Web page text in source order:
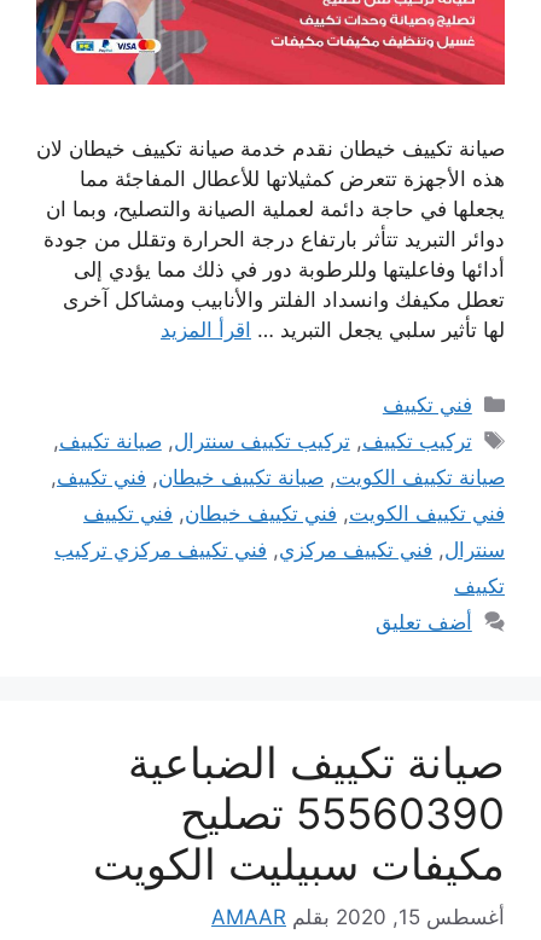
صيانة تكييف خيطان نقدم خدمة صيانة تكييف خيطان لان
هذه الأجهزة تتعرض كمثيلاتها للأعطال المفاجئة مما
يجعلها في حاجة دائمة لعملية الصيانة والتصليح، وبما ان
دوائر التبريد تتأثر بارتفاع درجة الحرارة وتقلل من جودة
أدائها وفاعليتها وللرطوبة دور في ذلك مما يؤدي إلى
تعطل مكيفك وانسداد الفلتر والأنابيب ومشاكل آخرى
لها تأثير سلبي يجعل التبريد … اقرأ المزيد
التصنيفات
فني تكييف
الوسوم
تركيب تكييف,تركيب تكييف سنترال,صيانة تكييف,
صيانة تكييف الكويت, صيانة تكييف خيطان, فني تكييف,
فني تكييف الكويت, فني تكييف خيطان, فني تكييف
سنترال, فني تكييف مركزي, فني تكييف مركزي تركيب
تكييف
أضف تعليق
صيانة تكييف الضباعية
55560390 تصليح
مكيفات سبيليت الكويت
أغسطس 15, 2020 بقلم AMAAR